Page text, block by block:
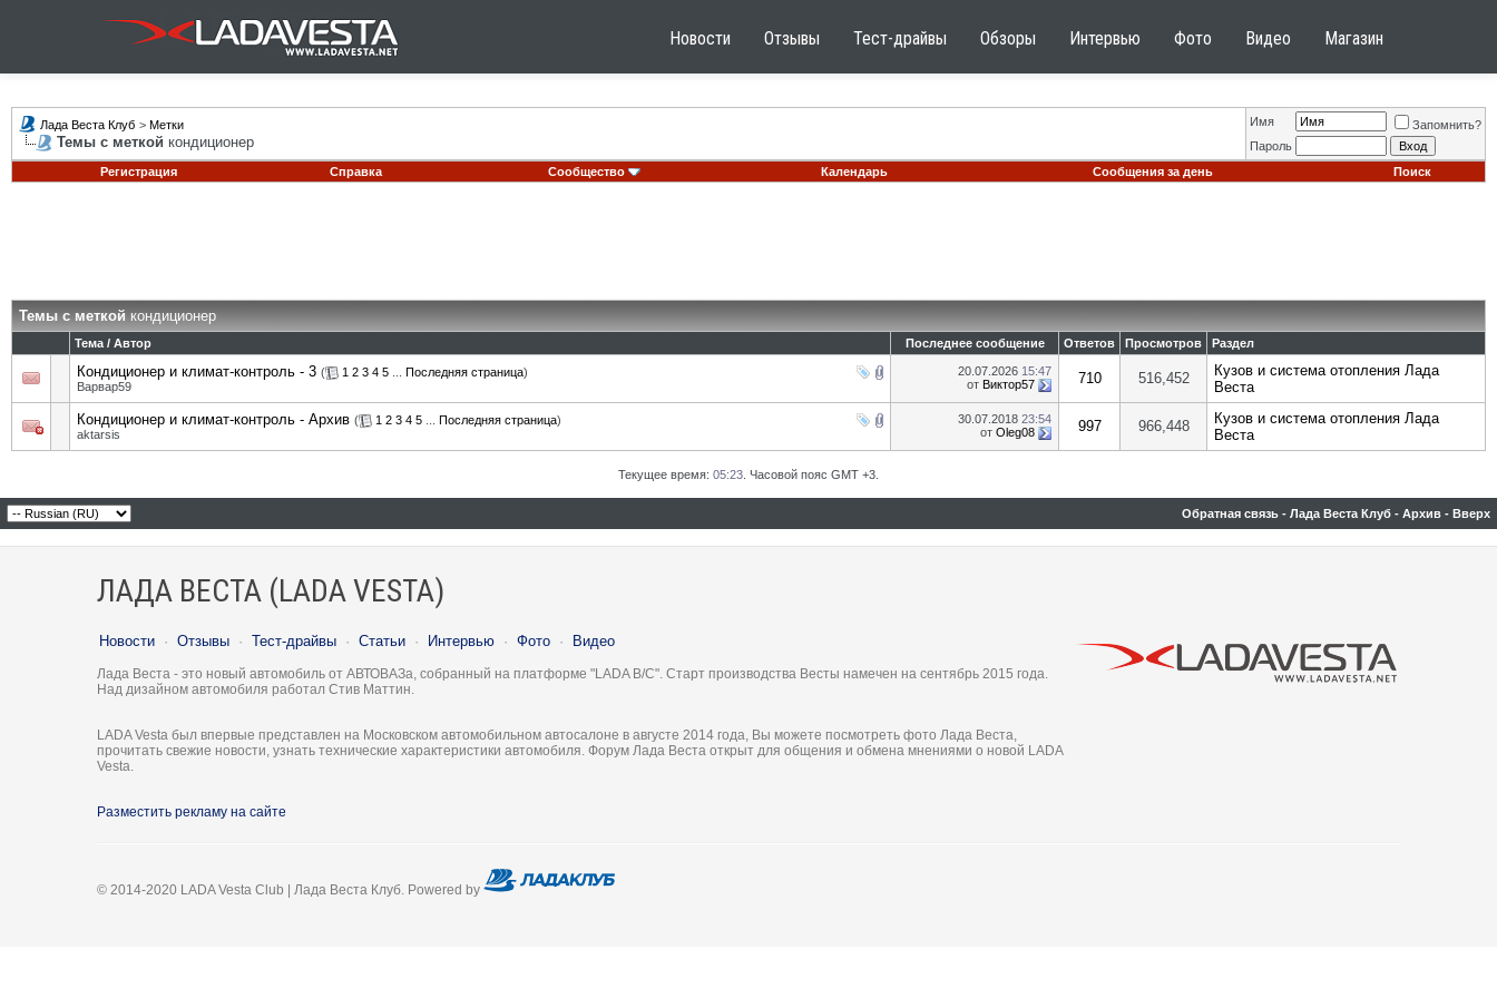
Новости Отзывы Тест-драйвы Обзоры Интервью Фото Видео Магазин
Лада Веста Клуб > Метки
Темы с меткой кондиционер
Имя
Запомнить?
Пароль
Регистрация
Справка Сообщество Календарь Сообщения за день Поиск
Темы с меткойкондиционер
Тема / Автор Последнее сообщение Ответов Просмотров Раздел
Кондиционер и климат-контроль - 3 ( 1 2 3 4 5 Последняя страница)
Варвар59
20.07.2026 15:47
от Виктор57 710 516,452
Кузов и система отопления Лада
Веста
Кондиционер и климат-контроль - Архив ( 1 2 3 4 5 Последняя страница)
aktarsis
30.07.2018 23:54
от Oleg08 997 966,448
Кузов и система отопления Лада
Веста
Текущее время: 05:23 . Часовой пояс GMT +3.
Обратная связь - Лада Веста Клуб - Архив - Вверх
ЛАДА ВЕСТА (LADA VESTA)
Новости · Отзывы · Тест-драйвы · Статьи · Интервью · Фото · Видео
Лада Веста - это новый автомобиль от АВТОВАЗа, собранный на платформе "LADA B/C". Старт производства Весты намечен на сентябрь 2015 года.
Над дизайном автомобиля работал Стив Маттин.
LADA Vesta был впервые представлен на Московском автомобильном автосалоне в августе 2014 года, Вы можете посмотреть фото Лада Веста,
прочитать свежие новости, узнать технические характеристики автомобиля. Форум Лада Веста открыт для общения и обмена мнениями о новой LADA
Vesta.
Разместить рекламу на сайте
© 2014-2020 LADA Vesta Club | Лада Веста Клуб. Powered by